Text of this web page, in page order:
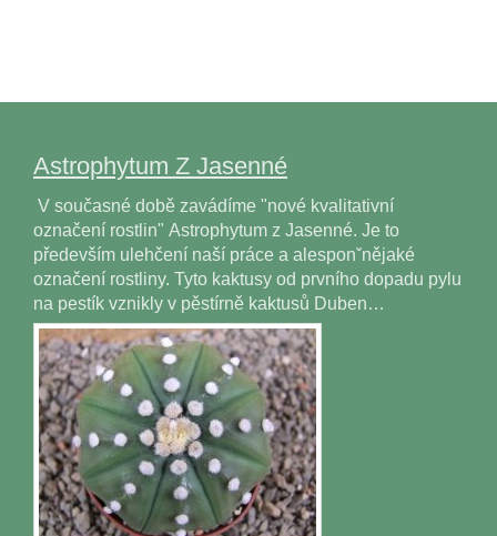
Astrophytum Z Jasenné
V současné době zavádíme "nové kvalitativní
označení rostlin" Astrophytum z Jasenné. Je to
především ulehčení naší práce a alesponˇnějaké
označení rostliny. Tyto kaktusy od prvního dopadu pylu
na pestík vznikly v pěstírně kaktusů Duben…